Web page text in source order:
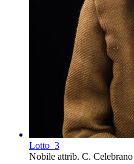
Lotto 3
Nobile attrib. C.